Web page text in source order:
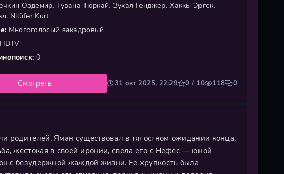
Оздемир, Тувана Тюркай, Зухал Генджер, Хаккы Эргёк,
Nilüfer Kurt
Многоголосый закадровый
HDTV
0
Смотреть 31 окт 2025, 22:29 0 / 10 118 0
родителей, Яман существовал в тягостном ожидании конца,
жестокая в своей иронии, свела его с Нефес — юной
с безудержной жаждой жизни. Ее хрупкость была